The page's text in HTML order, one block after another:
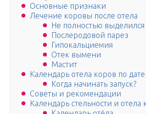
Основные признаки
Лечение коровы после отела
Не полностью выделился
Послеродовой парез
Гипокальциемия
Отек вымени
Мастит
Календарь отела коров по
Когда начинать запуск?
Советы и рекомендации
Календарь стельности и отела